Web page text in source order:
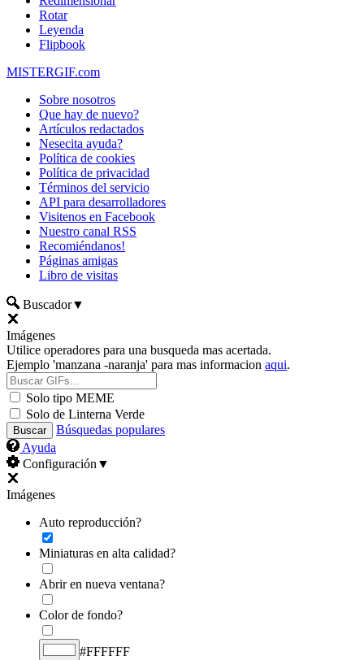
Rotar
Leyenda
Flipbook
MISTERGIF.com
Sobre nosotros
Que hay de nuevo?
Artículos redactados
Nesecita ayuda?
Política de cookies
Política de privacidad
Términos del servicio
API para desarrolladores
Visitenos en Facebook
Nuestro canal RSS
Recomiéndanos!
Páginas amigas
Libro de visitas
Buscador▼
Imágenes
Utilice operadores para una busqueda mas acertada.
Ejemplo 'manzana -naranja' para mas informacion aqui.
Solo tipo MEME
Solo de Linterna Verde
Búsquedas populares
Ayuda
Configuración ▼
Imágenes
Auto reproducción?
Miniaturas en alta calidad?
Abrir en nueva ventana?
Color de fondo?
#FFFFFF